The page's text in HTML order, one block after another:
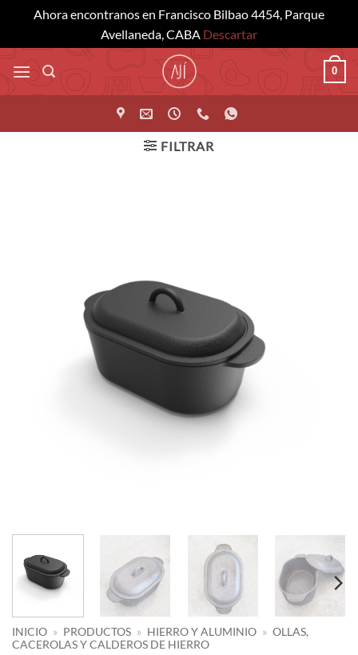
Ahora encontranos en Francisco Bilbao 4454, Parque
Avellaneda, CABA Descartar
Saltar
al
contenido
0
FILTRAR
INICIO » PRODUCTOS » HIERRO Y ALUMINIO » OLLAS,
CACEROLAS Y CALDEROS DE HIERRO